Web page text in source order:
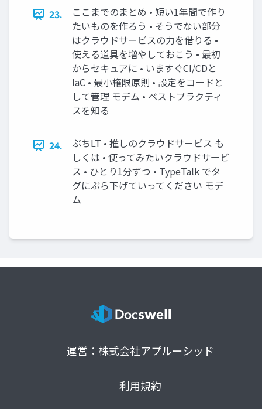
23.
ここまでのまとめ • 短い1年間で作り
たいものを作ろう • そうでない部分
はクラウドサービスの力を借りる •
使える道具を増やしておこう • 最初
からセキュアに • いますぐCI/CDと
IaC • 最小権限原則 • 設定をコードと
して管理 モデム • ベストプラクティ
スを知る
24.
ぷちLT • 推しのクラウドサービス も
しくは • 使ってみたいクラウドサービ
ス • ひとり1分ずつ • TypeTalk でタ
グにぶら下げていってください モデ
ム
運営：株式会社アプルーシッド
利用規約